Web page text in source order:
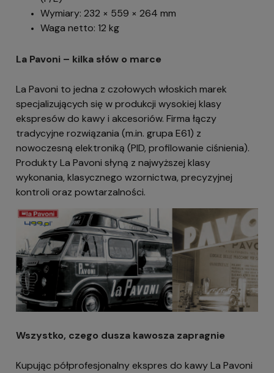
Wymiary: 232 × 559 × 264 mm
Waga netto: 12 kg
La Pavoni – kilka słów o marce
La Pavoni to jedna z czołowych włoskich marek
specjalizujących się w produkcji wysokiej klasy
ekspresów do kawy i akcesoriów. Firma łączy
tradycyjne rozwiązania (m.in. grupa E61) z
nowoczesną elektroniką (PID, profilowanie ciśnienia).
Produkty La Pavoni słyną z najwyższej klasy
wykonania, klasycznego wzornictwa, precyzyjnej
kontroli oraz powtarzalności.
Wszystko, czego dusza kawosza zapragnie
Kupując półprofesjonalny ekspres do kawy La Pavoni